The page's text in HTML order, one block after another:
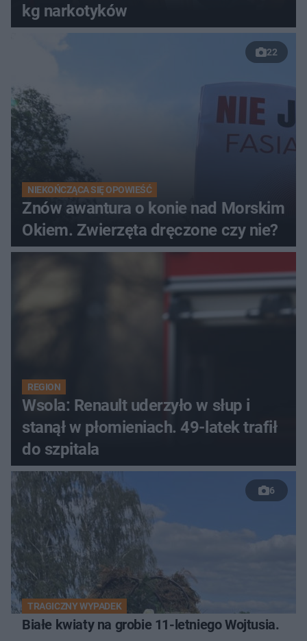
kg narkotyków
22
NIEKOŃCZĄCA SIĘ OPOWIEŚĆ
Znów awantura o konie nad Morskim
Okiem. Zwierzęta dręczone czy nie?
REGION
Wsola: Renault uderzyło w słup i
stanął w płomieniach. 49-latek trafił
do szpitala
6
TRAGICZNY WYPADEK
Białe kwiaty na grobie 11-letniego Wojtusia.